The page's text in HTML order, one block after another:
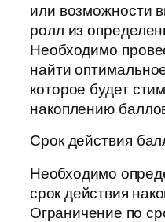
или возможности
ролл из
Необходимо
найти
которое будет
накоплению
Срок действия
Необходимо
срок действия
Ограничение по